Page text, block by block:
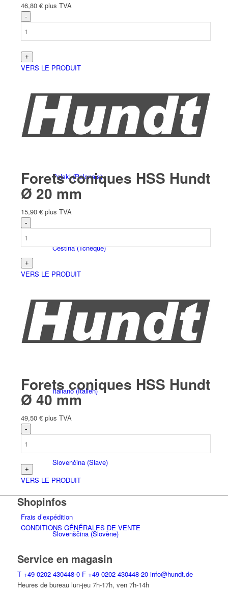
English (Anglais)
Polski(Polonais)
Čeština(Tchèque)
Nederlands ( Néerlandais)
Italiano(Italien)
Slovenčina(Slave)
Slovenščina(Slovène)
46,80 € plus TVA
VERS LE PRODUIT
Forets coniques HSS Hundt
Ø 20 mm
15,90 € plus TVA
VERS LE PRODUIT
Forets coniques HSS Hundt
Ø 40 mm
49,50 € plus TVA
VERS LE PRODUIT
Shopinfos
Frais d’expédition
CONDITIONS GÉNÉRALES DE VENTE
Service en magasin
T +49 0202 430448-0 F +49 0202 430448-20 info@hundt.de
Heures de bureau lun-jeu 7h-17h, ven 7h-14h